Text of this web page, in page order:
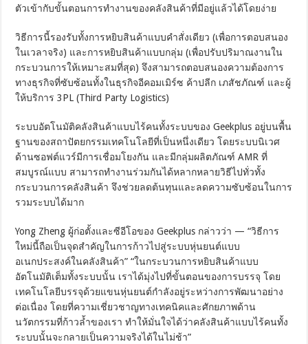
ตัวเข้ากับขั้นตอนการทำงานของคลังสินค้าที่มีอยู่แล้วได้โดยง่าย
วิธีการนี้รองรับทั้งการหยิบสินค้าแบบคำสั่งเดียว (เพื่อการตอบสนอง
ในเวลาจริง) และการหยิบสินค้าแบบกลุ่ม (เพื่อปรับปริมาณงานใน
กระบวนการให้เหมาะสมที่สุด) จึงสามารถตอบสนองความต้องการ
ทางธุรกิจที่ซับซ้อนทั้งในธุรกิจอีคอมเมิร์ซ ค้าปลีก เภสัชภัณฑ์ และผู้
ให้บริการ 3PL (Third Party Logistics)
ระบบอัตโนมัติคลังสินค้าแบบไร้คนทั้งระบบของ Geekplus อยู่บนพื้น
ฐานของสถาปัตยกรรมเทคโนโลยีที่เป็นหนึ่งเดียว โดยระบบนิเวศ
ด้านซอฟต์แวร์มีการเชื่อมโยงกัน และมีกลุ่มผลิตภัณฑ์ AMR ที่
สมบูรณ์แบบ สามารถทำงานร่วมกันได้หลากหลายวิธีไปทั่วทั้ง
กระบวนการคลังสินค้า จึงช่วยลดต้นทุนและลดความซับซ้อนในการ
รวมระบบได้มาก
Yong Zheng ผู้ก่อตั้งและซีอีโอของ Geekplus กล่าวว่า — “วิธีการ
ใหม่นี้ถือเป็นจุดสำคัญในการก้าวไปสู่ระบบหุ่นยนต์แบบ
อเนกประสงค์ในคลังสินค้า” “ในกระบวนการหยิบสินค้าแบบ
อัตโนมัติเต็มทั้งระบบนั้น เราได้มุ่งไปที่ขั้นตอนของการบรรจุ โดย
เทคโนโลยีบรรจุด้วยแขนหุ่นยนต์กำลังอยู่ระหว่างการพัฒนาอย่าง
ต่อเนื่อง โดยที่ความเชี่ยวชาญทางเทคนิคและศักยภาพด้าน
นวัตกรรมที่ก้าวล้ำของเรา ทำให้มั่นใจได้ว่าคลังสินค้าแบบไร้คนทั้ง
ระบบนั้นจะกลายเป็นความจริงได้ในไม่ช้า”